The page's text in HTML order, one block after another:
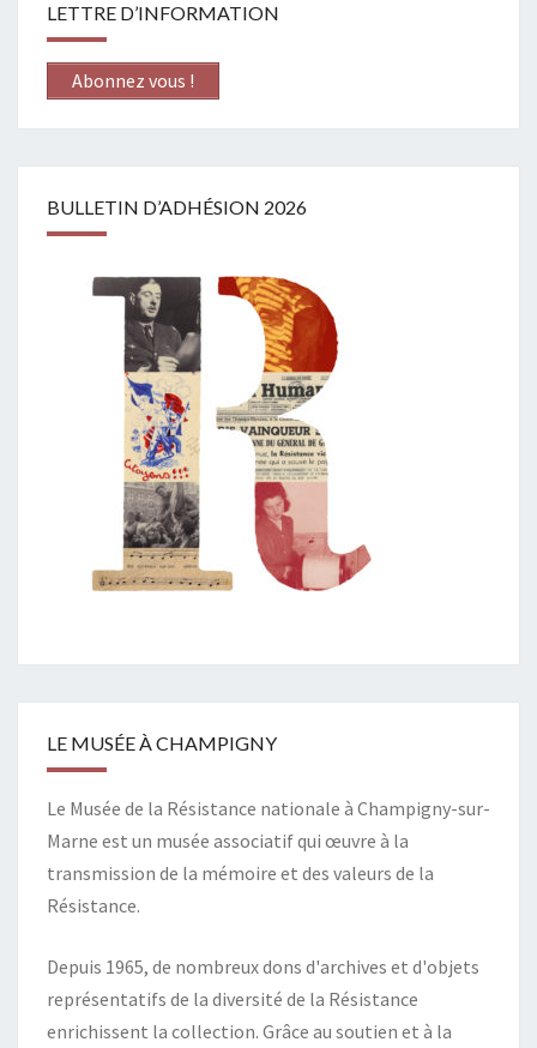
LETTRE D’INFORMATION
Abonnez vous !
BULLETIN D’ADHÉSION 2026
LE MUSÉE À CHAMPIGNY
Le Musée de la Résistance nationale à Champigny-sur-
Marne est un musée associatif qui œuvre à la
transmission de la mémoire et des valeurs de la
Résistance.
Depuis 1965, de nombreux dons d'archives et d'objets
représentatifs de la diversité de la Résistance
enrichissent la collection. Grâce au soutien et à la